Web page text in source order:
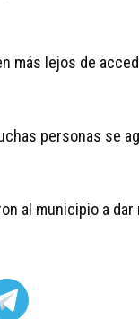
más lejos de
personas se
al municipio a